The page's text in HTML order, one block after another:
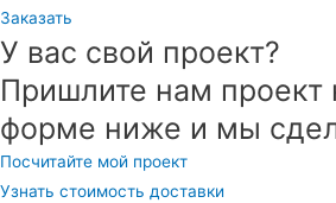
Заказать
У вас свой проект?
Пришлите нам проект
форме ниже и мы
Посчитайте мой проект
Узнать стоимость доставки